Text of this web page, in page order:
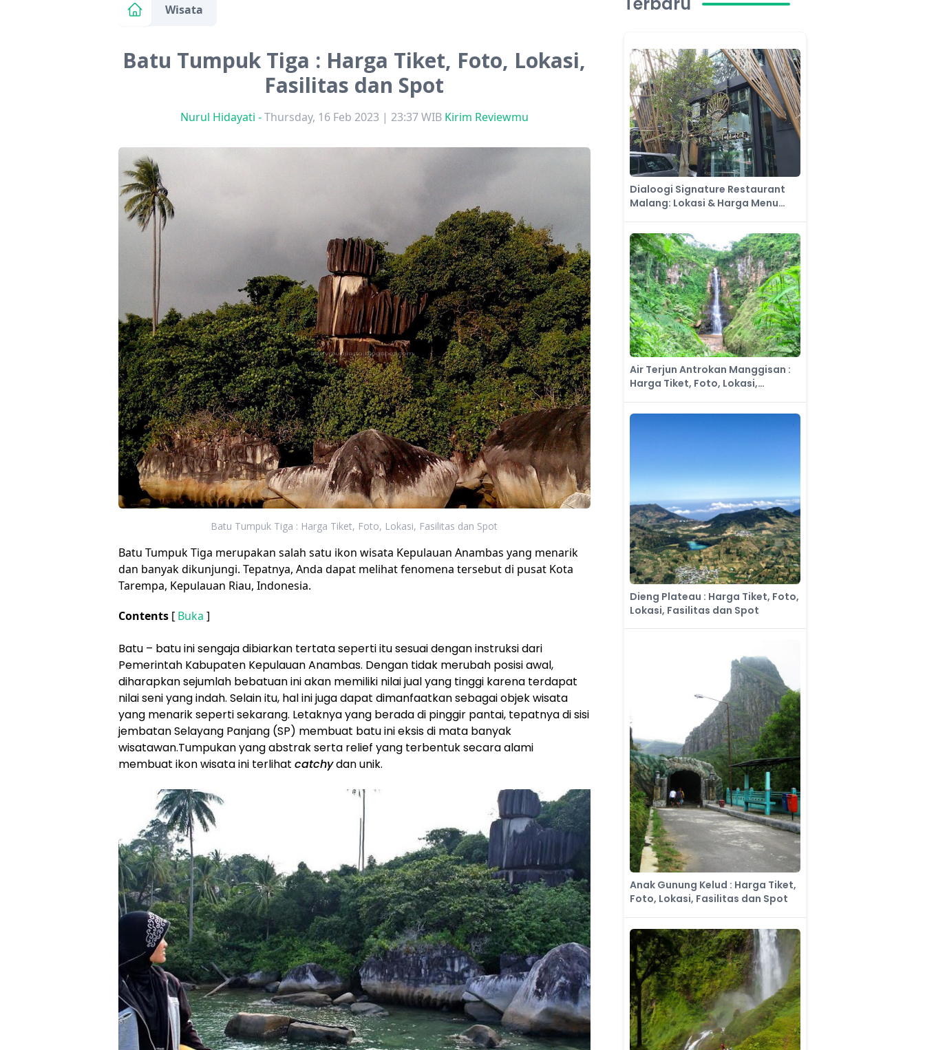
Wisata
Batu Tumpuk Tiga : Harga Tiket, Foto, Lokasi,
Fasilitas dan Spot
Nurul Hidayati -Thursday, 16 Feb 2023 | 23:37 WIB Kirim Reviewmu
Batu Tumpuk Tiga : Harga Tiket, Foto, Lokasi, Fasilitas dan Spot
Batu Tumpuk Tiga merupakan salah satu ikon wisata Kepulauan Anambas yang menarik
dan banyak dikunjungi. Tepatnya, Anda dapat melihat fenomena tersebut di pusat Kota
Tarempa, Kepulauan Riau, Indonesia.
Contents [ Buka ]
Batu – batu ini sengaja dibiarkan tertata seperti itu sesuai dengan instruksi dari
Pemerintah Kabupaten Kepulauan Anambas. Dengan tidak merubah posisi awal,
diharapkan sejumlah bebatuan ini akan memiliki nilai jual yang tinggi karena terdapat
nilai seni yang indah. Selain itu, hal ini juga dapat dimanfaatkan sebagai objek wisata
yang menarik seperti sekarang. Letaknya yang berada di pinggir pantai, tepatnya di sisi
jembatan Selayang Panjang (SP) membuat batu ini eksis di mata banyak
wisatawan.Tumpukan yang abstrak serta relief yang terbentuk secara alami
membuat ikon wisata ini terlihat catchydan unik.
Dialoogi Signature Restaurant
Malang: Lokasi & Harga Menu
Air Terjun Antrokan Manggisan :
Harga Tiket, Foto, Lokasi,
Dieng Plateau : Harga Tiket, Foto,
Lokasi, Fasilitas dan Spot
Anak Gunung Kelud : Harga Tiket,
Foto, Lokasi, Fasilitas dan Spot